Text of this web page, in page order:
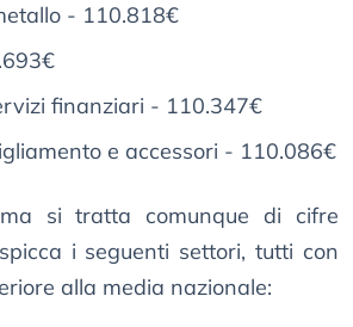
- 110.818€
finanziari - 110.347€
e accessori - 110.086€
si tratta comunque di cifre
i seguenti settori, tutti con
alla media nazionale: